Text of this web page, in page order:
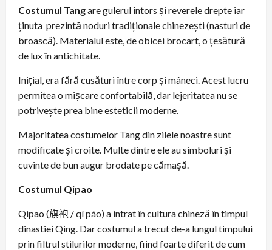
Costumul Tangare gulerul întors și reverele drepte iar
ținuta prezintă noduri tradiționale chinezești (nasturi de
broască). Materialul este, de obicei brocart, o țesătură
de lux în antichitate.
Inițial, era fără cusături între corp și mâneci. Acest lucru
permitea o mișcare confortabilă, dar lejeritatea nu se
potrivește prea bine esteticii moderne.
Majoritatea costumelor Tang din zilele noastre sunt
modificate și croite. Multe dintre ele au simboluri și
cuvinte de bun augur brodate pe cămașă.
Costumul Qipao
Qipao (旗袍 / qí páo) a intrat în cultura chineză în timpul
dinastiei Qing. Dar costumul a trecut de-a lungul timpului
prin filtrul stilurilor moderne, fiind foarte diferit de cum